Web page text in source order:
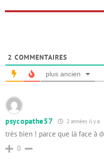
2 COMMENTAIRES
plus ancien
psycopathe57 2 années il y a
très bien ! parce que là face à
0